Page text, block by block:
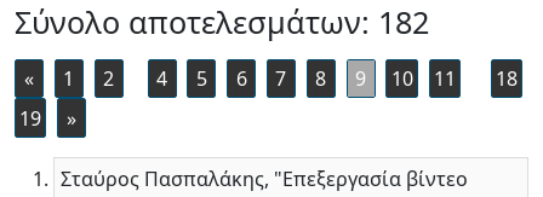
Σύνολο αποτελεσμάτων: 182
« 1 2 4 5 6 7 8 9 10 11
18
19
»
Σταύρος Πασπαλάκης, "Επεξεργασία βίντεο